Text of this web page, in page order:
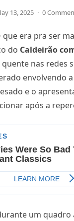
13, 2025 · 0
que era pra ser
do Caldeirão
nas redes
envolvendo
e o
após a
um quadro